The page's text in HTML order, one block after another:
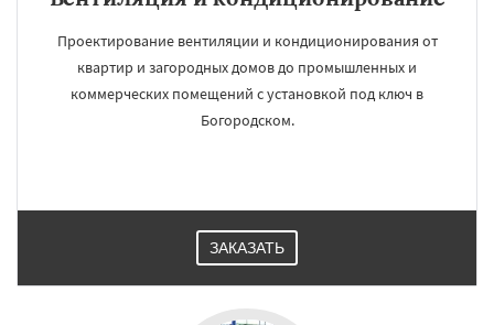
Проектирование вентиляции и кондиционирования от
квартир и загородных домов до промышленных и
коммерческих помещений с установкой под ключ в
Богородском.
ЗАКАЗАТЬ